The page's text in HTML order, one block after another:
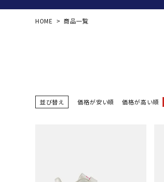
ACCOUNT MENU
アイテムから選ぶ
HOME 商品一覧
並び替え 価格が安い順 価格が高い順